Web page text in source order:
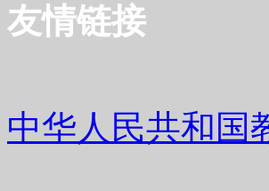
友情链接
中华人民共和国